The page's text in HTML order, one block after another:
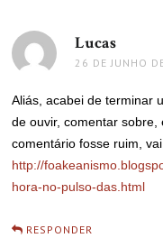
Lucas
26 DE JUNHO
Aliás, acabei de terminar
de ouvir, comentar
comentário fosse ruim,
http://
hora-no-pulso-das.html
RESPONDER